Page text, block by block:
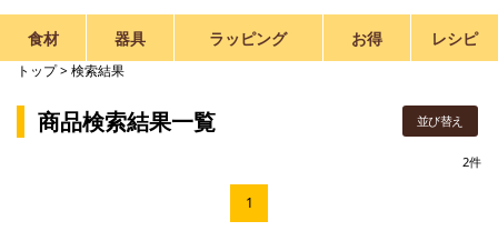
食材 器具 ラッピング お得 レシピ
トップ> 検索結果
並び替え
商品検索結果一覧
2件
1